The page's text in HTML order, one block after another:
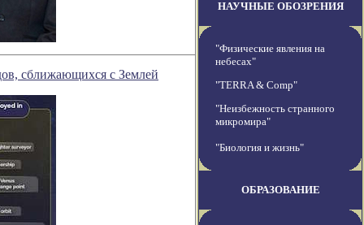
сближающихся с Землей
НАУЧНЫЕ ОБОЗРЕНИЯ
"Физические явления на
небесах"
"TERRA & Comp"
"Неизбежность странного
микромира"
"Биология и жизнь"
ОБРАЗОВАНИЕ